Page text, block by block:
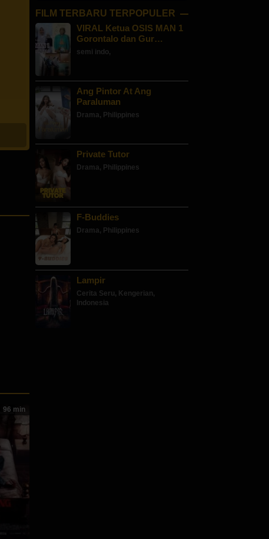
96 min
FILM TERBARU TERPOPULER
VIRAL Ketua OSIS MAN 1
Gorontalo dan Gur…
semi indo,
Ang Pintor At Ang
Paraluman
Drama, Philippines
Private Tutor
Drama, Philippines
F-Buddies
Drama, Philippines
Lampir
Cerita Seru, Kengerian,
Indonesia